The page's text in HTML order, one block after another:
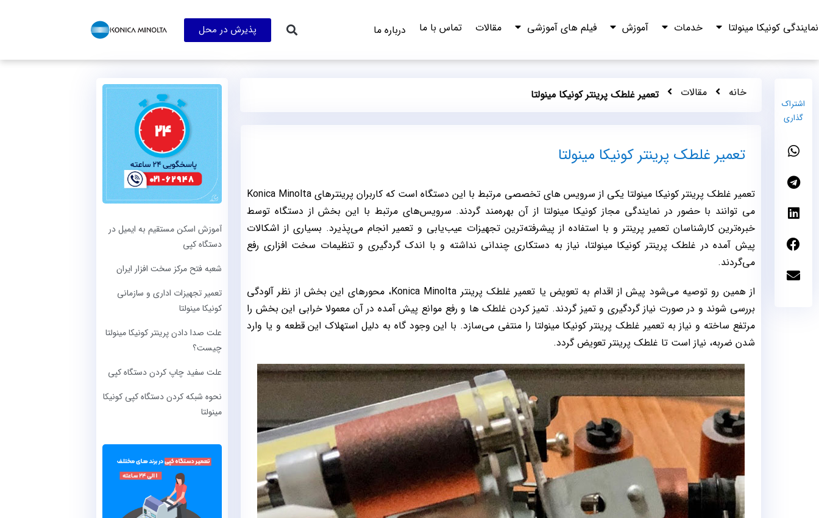
نمایندگی کونیکا مینولتا خدمات آموزش فیلم های آموزشی مقالات تماس با ما درباره ما پذیرش در محل
اشتراک
گذاری
خانه مقالات تعمیر غلطک پرینتر کونیکا مینولتا
تعمیر غلطک پرینتر کونیکا مینولتا
تعمیر غلطک پرینتر کونیکا مینولتا یکی از سرویس های تخصصی مرتبط با این دستگاه است که کاربران پرینتر‌های Konica Minolta
می توانند با حضور در نمایندگی مجاز کونیکا مینولتا از آن بهره‌مند گردند. سرویس‌های مرتبط با این بخش از دستگاه توسط
خبره‌ترین کارشناسان تعمیر پرینتر و با استفاده از پیشرفته‌ترین تجهیزات عیب‌یابی و تعمیر انجام می‌پذیرد. بسیاری از اشکالات
پیش آمده در غلطک پرینتر کونیکا مینولتا، نیاز به دستکاری چندانی نداشته و با اندک گردگیری و تنظیمات سخت افزاری رفع
می‌گردند.
از همین رو توصیه می‌شود پیش از اقدام به تعویض یا تعمیر غلطک پرینتر Konica Minolta، محورهای این بخش از نظر آلودگی
بررسی شوند و در صورت نیاز گردگیری و تمیز گردند. تمیز کردن غلطک ها و رفع موانع پیش آمده در آن معمولا خرابی این بخش را
مرتفع ساخته و نیاز به تعمیر غلطک پرینتر کونیکا مینولتا را منتفی می‌سازد. با این وجود گاه به دلیل استهلاک این قطعه و یا وارد
شدن ضربه، نیاز است تا غلطک پرینتر تعویض گردد.
آموزش اسکن مستقیم به ایمیل در
دستگاه کپی
شعبه فتح مرکز سخت ‌افزار ایران
تعمیر تجهیزات اداری و سازمانی
کونیکا مینولتا
علت صدا دادن پرینتر کونیکا مینولتا
چیست؟
علت سفید چاپ کردن دستگاه کپی
نحوه شبکه کردن دستگاه کپی کونیکا
مینولتا